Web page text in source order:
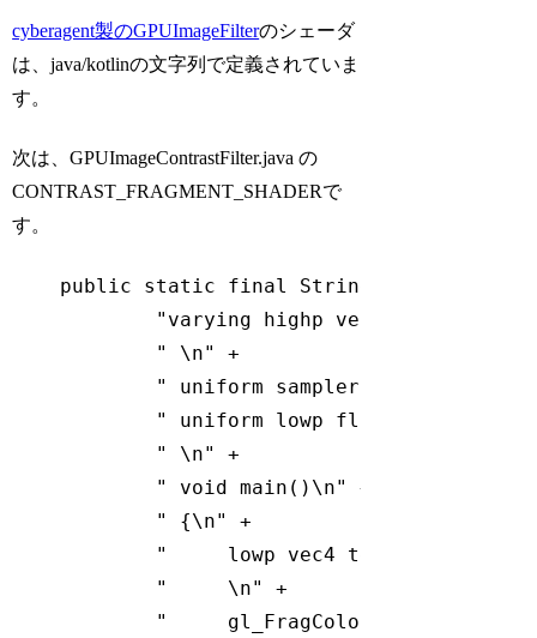
cyberagent製のGPUImageFilterのシェーダ
は、java/kotlinの文字列で定義されていま
す。
次は、GPUImageContrastFilter.java の
CONTRAST_FRAGMENT_SHADERで
す。
public static final
String
"varying highp vec2
" \n"
+
" uniform sampler2D
" uniform lowp float
" \n"
+
" void main()\n"
+
" {\n"
+
"     lowp vec4 textureColor =
"     \n"
+
"     gl_FragColor =